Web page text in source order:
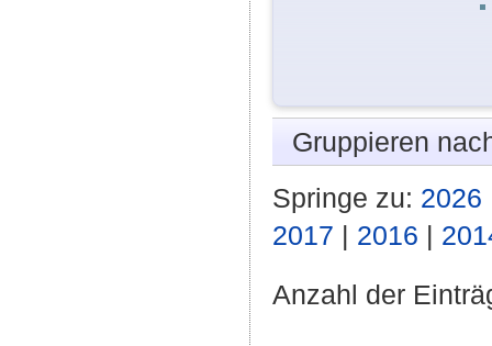
Gruppieren
Springe zu: 2026
2017 | 2016 |
Anzahl der